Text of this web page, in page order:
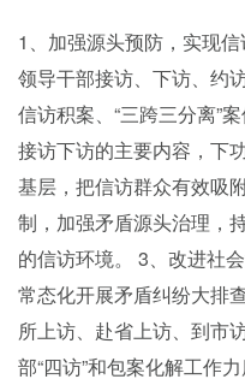
1、加强源头预防，实现
领导干部接访、下访、约
信访积案、“三跨三分离”
接访下访的主要内容，下
基层，把信访群众有效吸
制，加强矛盾源头治理，
的信访环境。 3、改进社
常态化开展矛盾纠纷大排
所上访、赴省上访、到市
部“四访”和包案化解工作